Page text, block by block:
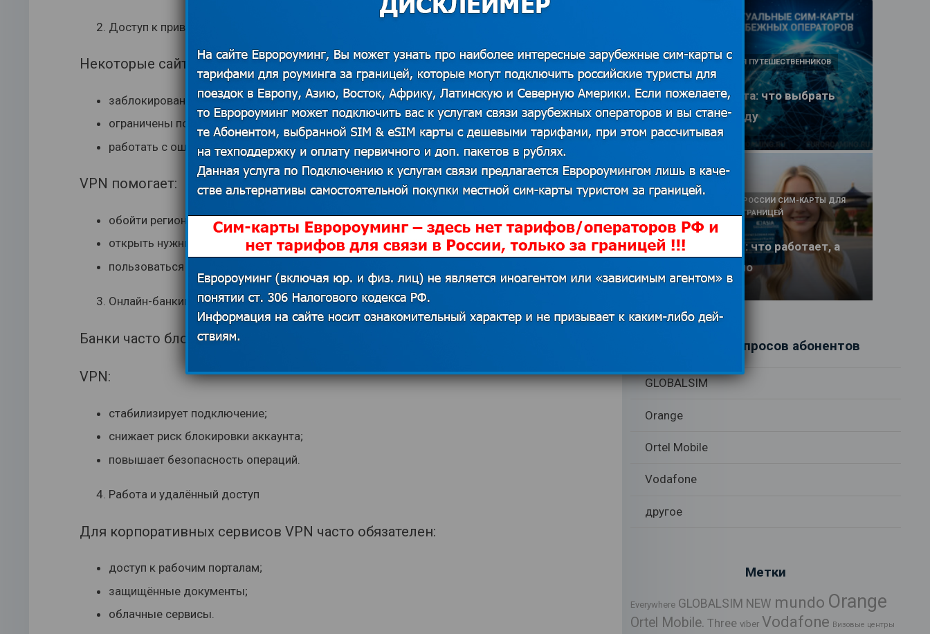
Доступ к привычным сайтам и сервисам
Некоторые сайты и приложения могут быть:
заблокированы в стране пребывания;
ограничены по региону;
работать с ошибками.
VPN помогает:
обойти региональные ограничения;
открыть нужные сервисы;
пользоваться банками и почтой без сбоев.
Онлайн-банкинг и финансовые операции
Банки часто блокируют входы из «подозрительных» сетей.
VPN:
стабилизирует подключение;
снижает риск блокировки аккаунта;
повышает безопасность операций.
Работа и удалённый доступ
Для корпоративных сервисов VPN часто обязателен:
доступ к рабочим порталам;
защищённые документы;
облачные сервисы.
eSIM или SIM-карта: что выбрать
туристу в 2026 году
ПОЛЕЗНЫЕ ОБЗОРЫ ДЛЯ ПУТЕШЕСТВЕННИКОВ
25.06.2026
Интернет в Китае: что работает, а
что заблокировано
КАК И У КОГО КУПИТЬ В РОССИИ СИМ-КАРТЫ ДЛЯ
ИНТЕРНЕТА И СВЯЗИ ЗА ГРАНИЦЕЙ
17.06.2026
Рубрики вопросов абонентов
GLOBALSIM
Orange
Ortel Mobile
Vodafone
другое
Метки
Everywhere GLOBALSIM NEW mundo Orange
Ortel Mobile. Three viber Vodafone Визовые центры